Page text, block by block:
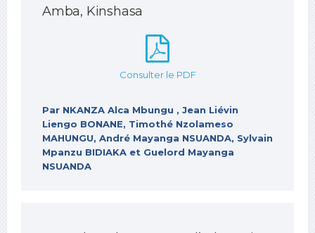
Amba, Kinshasa
Consulter le PDF
Par NKANZA Alca Mbungu , Jean Liévin
Liengo BONANE, Timothé Nzolameso
MAHUNGU, André Mayanga NSUANDA, Sylvain
Mpanzu BIDIAKA et Guelord Mayanga
NSUANDA